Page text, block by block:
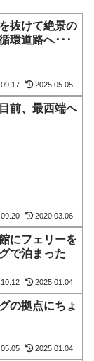
抜けて絶景の
環道路へ･･･
2025.05.05
前、最西端へ
2020.03.06
にフェリーを
で泊まった
2025.01.04
の拠点にちょ
2025.01.04